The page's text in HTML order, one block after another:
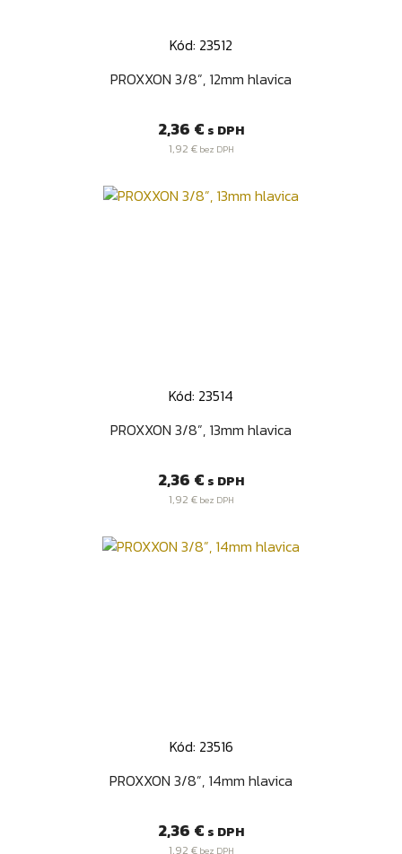
Kód: 23512
PROXXON 3/8”, 12mm hlavica
Cena
2,36 € s DPH
1,92 €bez DPH
Kód: 23514
PROXXON 3/8”, 13mm hlavica
Cena
2,36 € s DPH
1,92 €bez DPH
Kód: 23516
PROXXON 3/8”, 14mm hlavica
Cena
2,36 € s DPH
1,92 €bez DPH